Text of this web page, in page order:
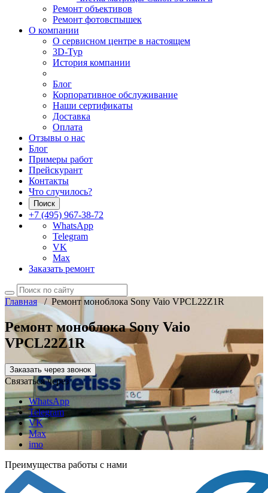
Ремонт объективов
Ремонт фотовспышек
О компании
О сервисном центре в настоящем
3D-Тур
История компании
Блог
Корпоративное обслуживание
Наши сертификаты
Доставка
Оплата
Отзывы о нас
Блог
Примеры работ
Прейскурант
Контакты
Что случилось?
Поиск
+7 (495) 967-38-72
WhatsApp
Telegram
VK
Max
Заказать ремонт
Главная/ Ремонт моноблока Sony Vaio VPCL22Z1R
Ремонт моноблока Sony Vaio
VPCL22Z1R
Заказать через звонок
Связаться через
WhatsApp
Telegram
VK
Max
imo
Преимущества работы с нами